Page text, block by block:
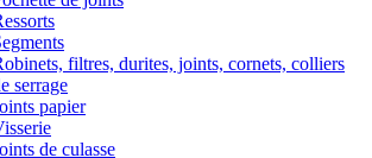
filtres, durites, joints, cornets, colliers
serrage
papier
de culasse